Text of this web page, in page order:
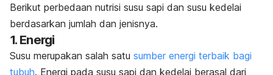
Berikut perbedaan nutrisi susu sapi dan susu kedelai
berdasarkan jumlah dan jenisnya.
1. Energi
Susu merupakan salah satu sumber energi terbaik bagi
tubuh. Energi pada susu sapi dan kedelai berasal dari